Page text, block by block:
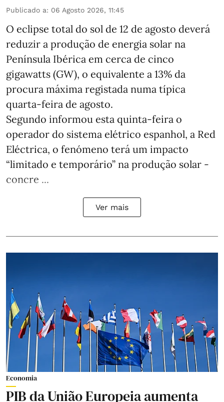
Publicado a: 06 Agosto 2026, 11:45
O eclipse total do sol de 12 de agosto deverá
reduzir a produção de energia solar na
Península Ibérica em cerca de cinco
gigawatts (GW), o equivalente a 13% da
procura máxima registada numa típica
quarta-feira de agosto.
Segundo informou esta quinta-feira o
operador do sistema elétrico espanhol, a Red
Eléctrica, o fenómeno terá um impacto
“limitado e temporário” na produção solar -
concre ...
Ver mais
Economia
PIB da União Europeia aumenta